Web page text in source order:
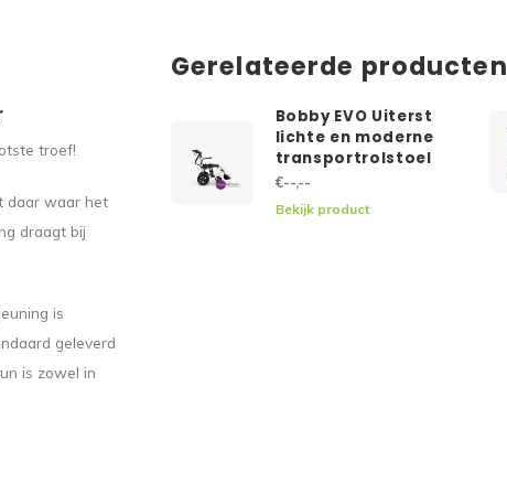
troef!
daar waar het
draagt bij
is
geleverd
is zowel in
Gerelateerde producten
Bobby EVO Uiterst
lichte en moderne
transportrolstoel
€--,--
Bekijk product